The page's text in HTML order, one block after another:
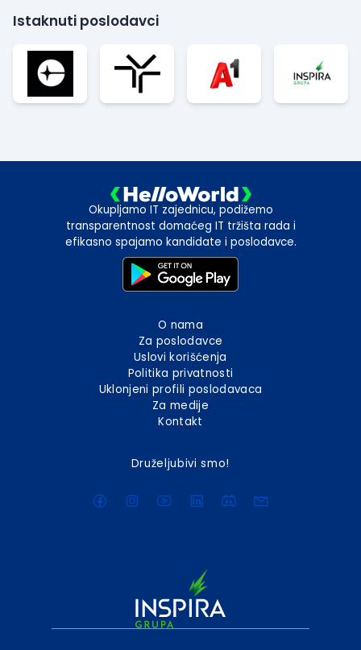
Istaknuti poslodavci
Okupljamo IT zajednicu, podižemo
transparentnost domaćeg IT tržišta rada i
efikasno spajamo kandidate i poslodavce.
O nama
Za poslodavce
Uslovi korišćenja
Politika privatnosti
Uklonjeni profili poslodavaca
Za medije
Kontakt
Druželjubivi smo!